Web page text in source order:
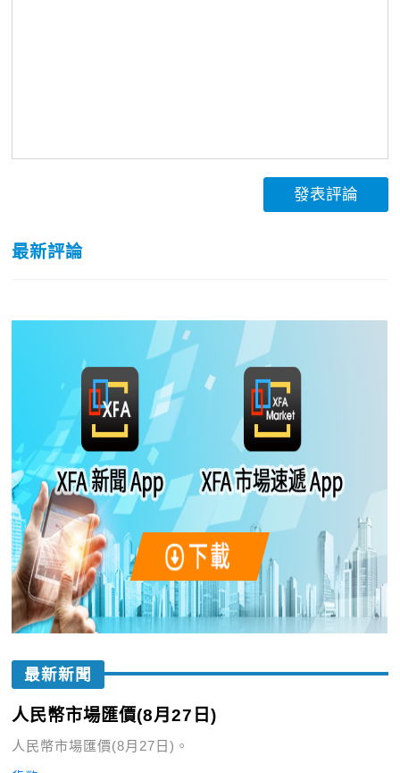
發表評論
最新評論
最新新聞
人民幣市場匯價(8月27日)
人民幣市場匯價(8月27日)。